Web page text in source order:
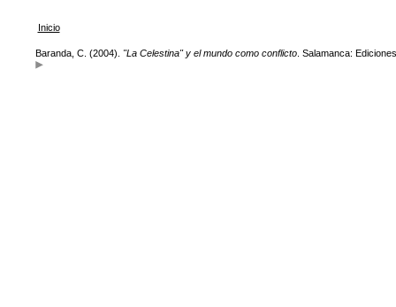
Inicio
Baranda, C. (2004). "La Celestina" y el mundo como conflicto. Salamanca: